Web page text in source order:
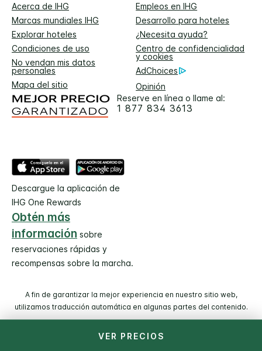
VER PRECIOS
Acerca de IHG
Empleos en IHG
Marcas mundiales IHG
Desarrollo para hoteles
Explorar hoteles
¿Necesita ayuda?
Condiciones de uso
Centro de confidencialidad
y cookies
No vendan mis datos
personales
AdChoices
Mapa del sitio
Opinión
Reserve en línea o llame al:
1 877 834 3613
Descargue la aplicación de
IHG One Rewards
Obtén más
información sobre
reservaciones rápidas y
recompensas sobre la marcha.
A fin de garantizar la mejor experiencia en nuestro sitio web,
utilizamos traducción automática en algunas partes del contenido.
© 2026 IHG. Todos los derechos reservados. La mayoría de